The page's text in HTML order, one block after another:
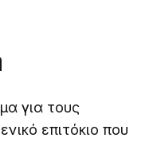
για τους
επιτόκιο που